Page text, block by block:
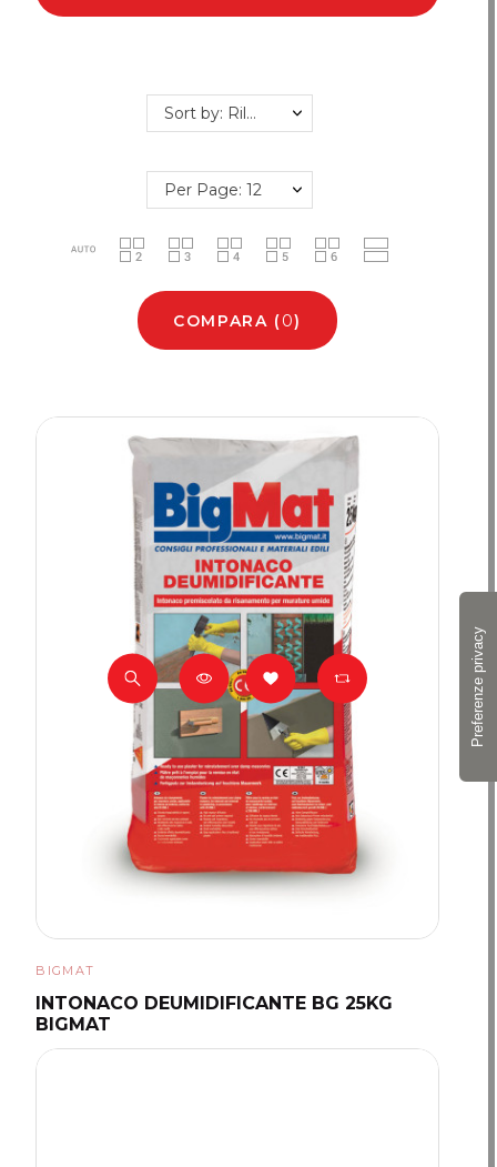
Sort by: Rilevanza
COMPARA (0)
Per Page: 12
BIGMAT
INTONACO DEUMIDIFICANTE BG 25KG
BIGMAT